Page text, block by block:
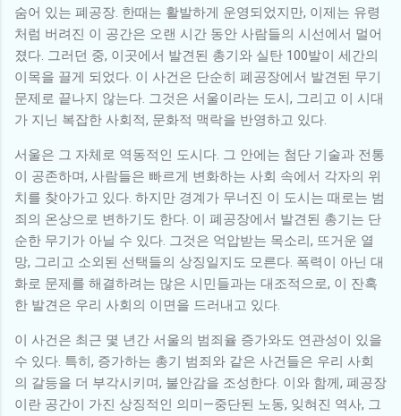
숨어 있는 폐공장. 한때는 활발하게 운영되었지만, 이제는 유령
처럼 버려진 이 공간은 오랜 시간 동안 사람들의 시선에서 멀어
졌다. 그러던 중, 이곳에서 발견된 총기와 실탄 100발이 세간의
이목을 끌게 되었다. 이 사건은 단순히 폐공장에서 발견된 무기
문제로 끝나지 않는다. 그것은 서울이라는 도시, 그리고 이 시대
가 지닌 복잡한 사회적, 문화적 맥락을 반영하고 있다.
서울은 그 자체로 역동적인 도시다. 그 안에는 첨단 기술과 전통
이 공존하며, 사람들은 빠르게 변화하는 사회 속에서 각자의 위
치를 찾아가고 있다. 하지만 경계가 무너진 이 도시는 때로는 범
죄의 온상으로 변하기도 한다. 이 폐공장에서 발견된 총기는 단
순한 무기가 아닐 수 있다. 그것은 억압받는 목소리, 뜨거운 열
망, 그리고 소외된 선택들의 상징일지도 모른다. 폭력이 아닌 대
화로 문제를 해결하려는 많은 시민들과는 대조적으로, 이 잔혹
한 발견은 우리 사회의 이면을 드러내고 있다.
이 사건은 최근 몇 년간 서울의 범죄율 증가와도 연관성이 있을
수 있다. 특히, 증가하는 총기 범죄와 같은 사건들은 우리 사회
의 갈등을 더 부각시키며, 불안감을 조성한다. 이와 함께, 폐공장
이란 공간이 가진 상징적인 의미—중단된 노동, 잊혀진 역사, 그